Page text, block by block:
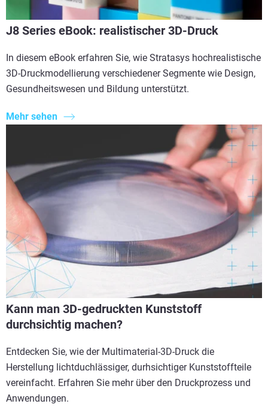
J8 Series eBook: realistischer 3D-Druck
In diesem eBook erfahren Sie, wie Stratasys hochrealistische
3D-Druckmodellierung verschiedener Segmente wie Design,
Gesundheitswesen und Bildung unterstützt.
Mehr sehen
Kann man 3D-gedruckten Kunststoff
durchsichtig machen?
Entdecken Sie, wie der Multimaterial-3D-Druck die
Herstellung lichtduchlässiger, durhsichtiger Kunststoffteile
vereinfacht. Erfahren Sie mehr über den Druckprozess und
Anwendungen.